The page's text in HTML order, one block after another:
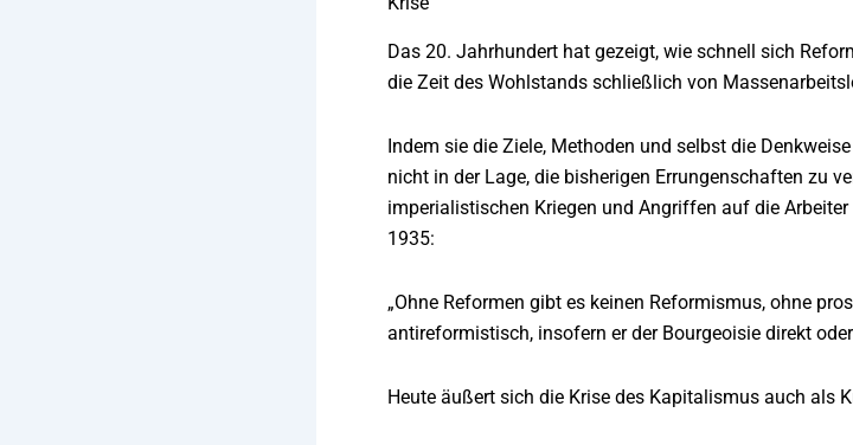
Das 20. Jahrhundert hat gezeigt, wie schnell sich
die Zeit des Wohlstands schließlich von
Indem sie die Ziele, Methoden und selbst die
nicht in der Lage, die bisherigen Errungenschaften zu
imperialistischen Kriegen und Angriffen auf die
1935:
„Ohne Reformen gibt es keinen Reformismus, ohne
antireformistisch, insofern er der Bourgeoisie direkt
Heute äußert sich die Krise des Kapitalismus auch als